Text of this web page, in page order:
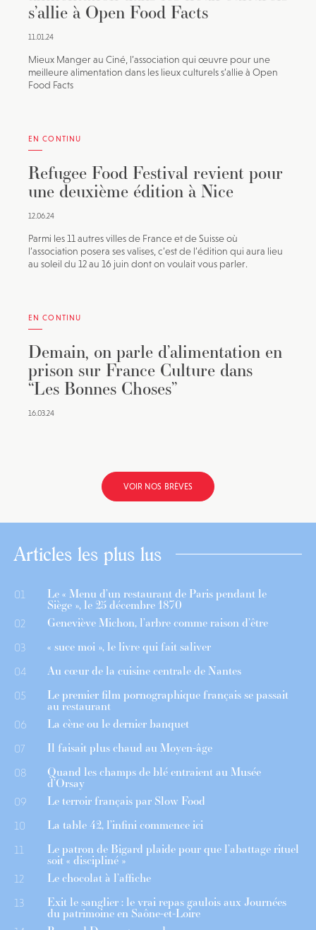
s’allie à Open Food Facts
11.01.24
Mieux Manger au Ciné, l’association qui œuvre pour une
meilleure alimentation dans les lieux culturels s’allie à Open
Food Facts
EN CONTINU
Refugee Food Festival revient pour
une deuxième édition à Nice
12.06.24
Parmi les 11 autres villes de France et de Suisse où
l’association posera ses valises, c’est de l’édition qui aura lieu
au soleil du 12 au 16 juin dont on voulait vous parler.
EN CONTINU
Demain, on parle d’alimentation en
prison sur France Culture dans
“Les Bonnes Choses”
16.03.24
VOIR NOS BRÈVES
Articles les plus lus
01 Le « Menu d’un restaurant de Paris pendant le
Siège », le 25 décembre 1870
02 Geneviève Michon, l’arbre comme raison d’être
03 « suce moi », le livre qui fait saliver
04 Au cœur de la cuisine centrale de Nantes
05 Le premier film pornographique français se passait
au restaurant
06 La cène ou le dernier banquet
07 Il faisait plus chaud au Moyen-âge
08 Quand les champs de blé entraient au Musée
d’Orsay
09 Le terroir français par Slow Food
10 La table 42, l’infini commence ici
11 Le patron de Bigard plaide pour que l’abattage rituel
soit « discipliné »
12 Le chocolat à l’affiche
13 Exit le sanglier : le vrai repas gaulois aux Journées
du patrimoine en Saône-et-Loire